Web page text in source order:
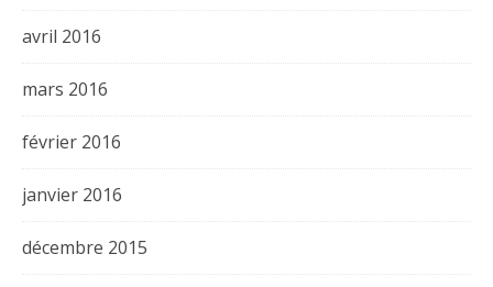
avril 2016
mars 2016
février 2016
janvier 2016
décembre 2015